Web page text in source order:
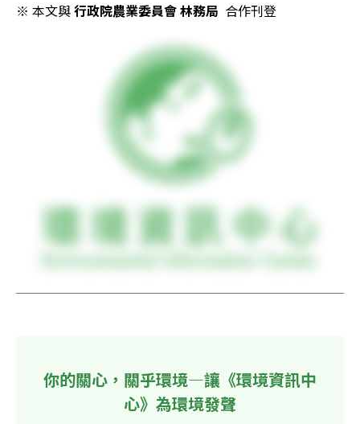
※ 本文與 行政院農業委員會 林務局 合作刊登
你的關心，關乎環境—讓《環境資訊中
心》為環境發聲